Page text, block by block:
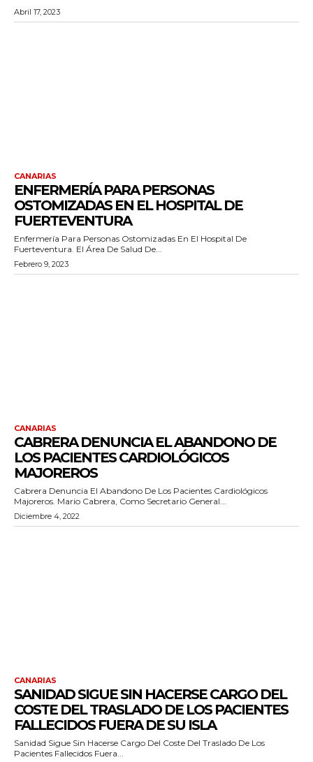
Abril 17, 2023
CANARIAS
ENFERMERÍA PARA PERSONAS
OSTOMIZADAS EN EL HOSPITAL DE
FUERTEVENTURA
Enfermería Para Personas Ostomizadas En El Hospital De
Fuerteventura. El Área De Salud De...
Febrero 9, 2023
CANARIAS
CABRERA DENUNCIA EL ABANDONO DE
LOS PACIENTES CARDIOLÓGICOS
MAJOREROS
Cabrera Denuncia El Abandono De Los Pacientes Cardiológicos
Majoreros. Mario Cabrera, Como Secretario General...
Diciembre 4, 2022
CANARIAS
SANIDAD SIGUE SIN HACERSE CARGO DEL
COSTE DEL TRASLADO DE LOS PACIENTES
FALLECIDOS FUERA DE SU ISLA
Sanidad Sigue Sin Hacerse Cargo Del Coste Del Traslado De Los
Pacientes Fallecidos Fuera...